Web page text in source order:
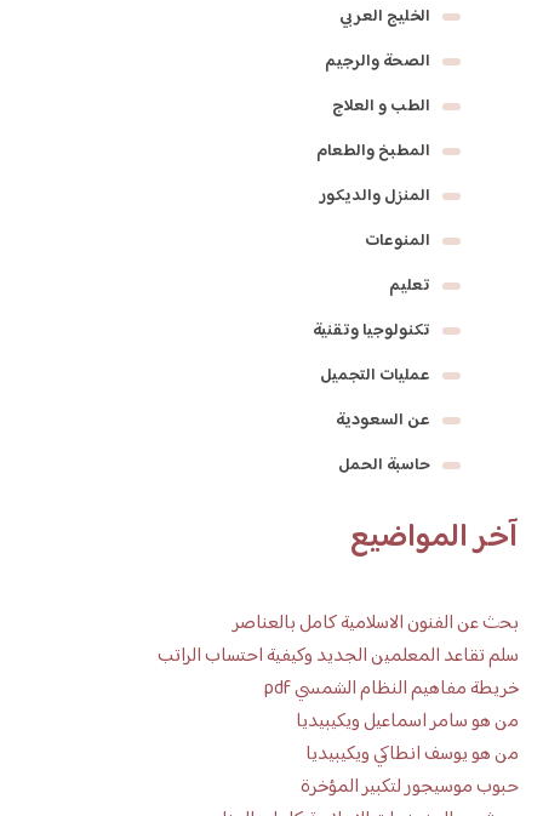
الخليج العربي
الصحة والرجيم
الطب و العلاج
المطبخ والطعام
المنزل والديكور
المنوعات
تعليم
تكنولوجيا وتقنية
عمليات التجميل
عن السعودية
حاسبة الحمل
آخر المواضيع
بحث عن الفنون الاسلامية كامل بالعناصر
سلم تقاعد المعلمين الجديد وكيفية احتساب الراتب
خريطة مفاهيم النظام الشمسي pdf
من هو سامر اسماعيل ويكيبيديا
من هو يوسف انطاكي ويكيبيديا
حبوب موسيجور لتكبير المؤخرة